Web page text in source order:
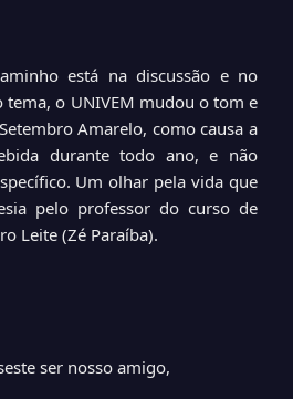
está na discussão e no
tema, o UNIVEM mudou o tom e
Amarelo, como causa a
durante todo ano, e não
Um olhar pela vida que
pelo professor do curso de
Leite (Zé Paraíba).
ser nosso amigo,